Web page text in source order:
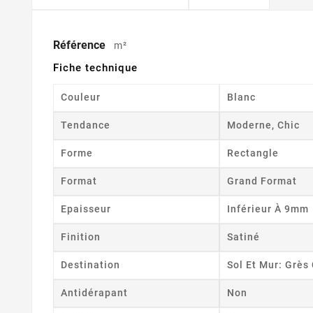
Référence m²
Fiche technique
Couleur Blanc
Tendance Moderne, Chic
Forme Rectangle
Format Grand Format
Epaisseur Inférieur À 9mm
Finition Satiné
Destination Sol Et Mur: Grès
Antidérapant Non